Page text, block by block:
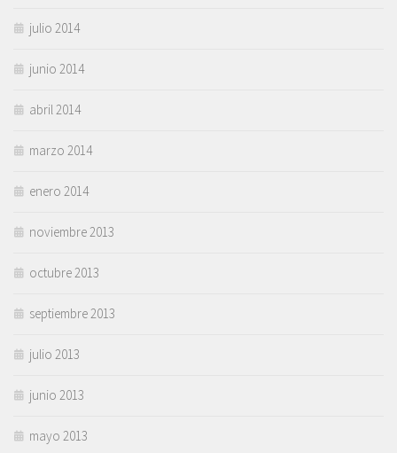
julio 2014
junio 2014
abril 2014
marzo 2014
enero 2014
noviembre 2013
octubre 2013
septiembre 2013
julio 2013
junio 2013
mayo 2013